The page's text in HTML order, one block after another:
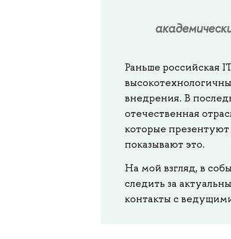
Раньше российская
внедрения. В
отечественная
которые
показывают это.
На мой взгляд, в
следить за
контакты с